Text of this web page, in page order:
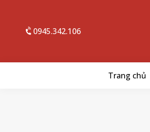
0945.342.106
Trang chủ